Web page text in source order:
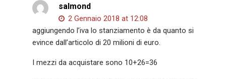
salmond
2 Gennaio 2018 at 12:08
aggiungendo l’iva lo stanziamento è da quanto si
evince dall’articolo di 20 milioni di euro.
I mezzi da acquistare sono 10+26=36